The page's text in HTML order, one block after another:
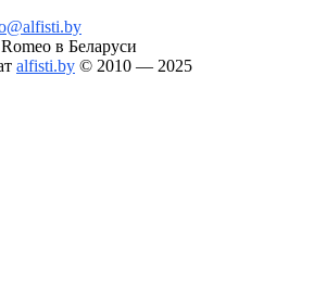
в Беларуси
alfisti.by © 2010 — 2025